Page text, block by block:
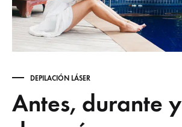
DEPILACIÓN LÁSER
Antes, durante y